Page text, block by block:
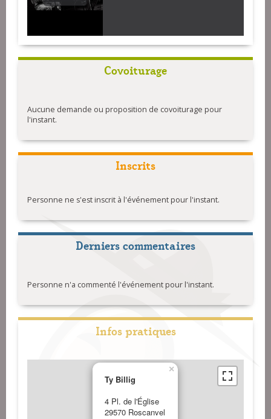
Covoiturage
Aucune demande ou proposition de covoiturage pour
l'instant.
Inscrits
Personne ne s'est inscrit à l'événement pour l'instant.
Derniers commentaires
Personne n'a commenté l'événement pour l'instant.
Infos pratiques
Ty Billig
4 Pl. de l'Église
29570 Roscanvel
×